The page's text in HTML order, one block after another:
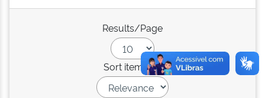
Results/Page
Sort items by